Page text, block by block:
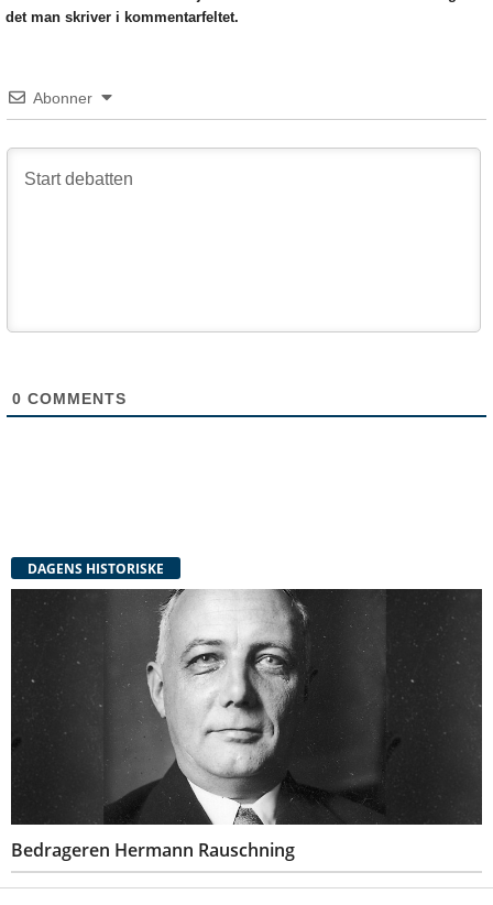
det man skriver i kommentarfeltet.
Abonner
0 COMMENTS
DAGENS HISTORISKE
Bedrageren Hermann Rauschning